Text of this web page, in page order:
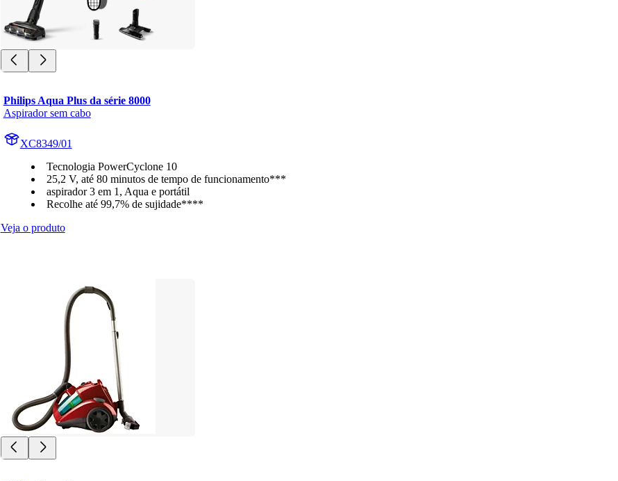
Philips Aqua Plus da série 8000
Aspirador sem cabo
XC8349/01
Tecnologia PowerCyclone 10
25,2 V, até 80 minutos de tempo de funcionamento***
aspirador 3 em 1, Aqua e portátil
Recolhe até 99,7% de sujidade****
Veja o produto